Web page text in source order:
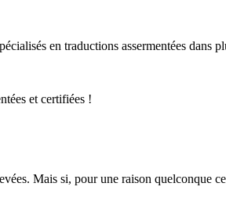
en traductions assermentées dans
et certifiées !
Mais si, pour une raison quelconque